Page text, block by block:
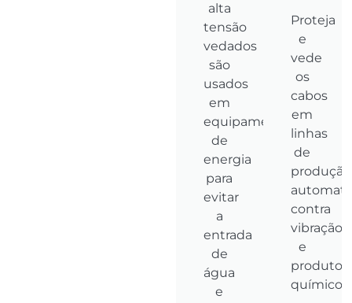
alta
tensão
vedados
são
usados
em
equipamentos
de
energia
para
evitar
a
entrada
de
água
e
Proteja
e
vede
os
cabos
em
linhas
de
produção
contra
vibração
e
produtos
químicos.